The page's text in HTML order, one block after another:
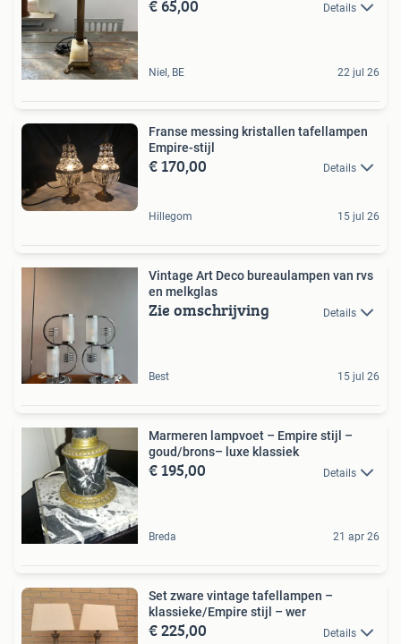
€ 65,00 Details
Niel, BE 22 jul 26
Franse messing kristallen tafellampen
Empire-stijl
€ 170,00 Details
Hillegom 15 jul 26
Vintage Art Deco bureaulampen van rvs
en melkglas
Zie omschrijving Details
Best 15 jul 26
Marmeren lampvoet – Empire stijl –
goud/brons– luxe klassiek
€ 195,00 Details
Breda 21 apr 26
Set zware vintage tafellampen –
klassieke/Empire stijl – wer
€ 225,00 Details